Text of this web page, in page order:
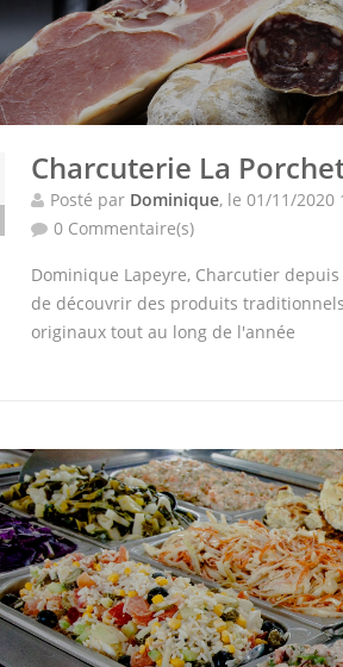
Charcuterie La
Posté par Dominique, le 01/11/2020
0 Commentaire(s)
Dominique Lapeyre, Charcutier
de découvrir des produits
originaux tout au long de l'année